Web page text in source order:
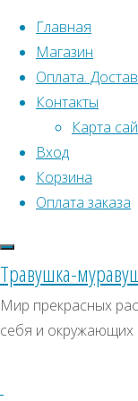
Перейти к
Главная
Магазин
Оплата.
Контакты
Карта
Вход
Корзина
Оплата заказа
Травушка-
Мир прекрасных
себя и окружающих
Что искать:
Купить
Искать:
СКИДКИ,